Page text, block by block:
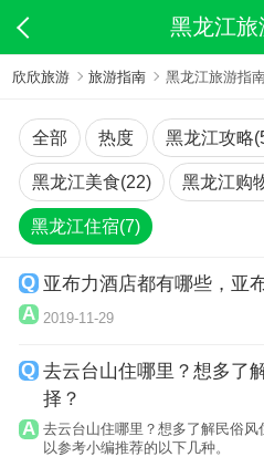
黑龙江旅
欣欣旅游 旅游指南 黑龙江旅游指
全部 热度 黑龙江攻略
黑龙江美食(22) 黑龙江购
黑龙江住宿(7)
亚布力酒店都有哪些，亚
2019-11-29
去云台山住哪里？想多了
择？
去云台山住哪里？想多了解民俗
以参考小编推荐的以下几种。